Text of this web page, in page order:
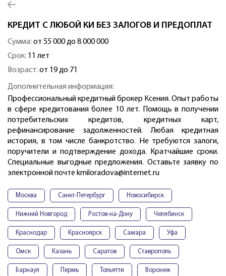
КРЕДИТ С ЛЮБОЙ КИ БЕЗ ЗАЛОГОВ И ПРЕДОПЛАТ
Сумма: от 55 000 до 8 000 000
Срок: 11 лет
Возраст: от 19 до 71
Дополнительная информация:
Профессиональный кредитный брокер Ксения. Опыт работы
в сфере кредитования более 10 лет. Помощь в получении
потребительских кредитов, кредитных карт,
рефинансирование задолженностей. Любая кредитная
история, в том числе банкротство. Не требуются залоги,
поручители и подтверждение дохода. Кратчайшие сроки.
Специальные выгодные предложения. Оставьте заявку по
электронной почте kmiloradova@internet.ru
Москва Санкт-Петербург Новосибирск
Нижний Новгород Ростов-на-Дону Челябинск
Краснодар Красноярск Самара Уфа
Омск Казань Саратов Ставрополь
Барнаул Пермь Тольятти Воронеж